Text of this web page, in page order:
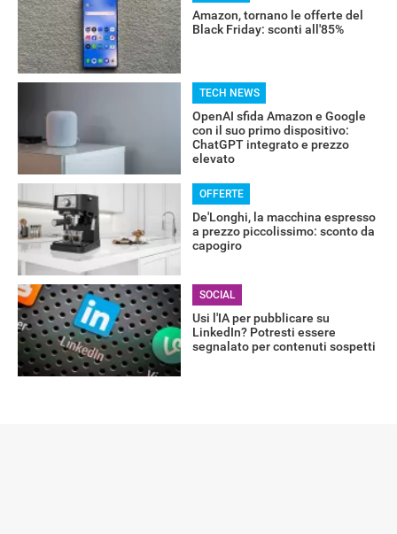
RECENSIONI
Amazon, tornano le offerte del
Black Friday: sconti all'85%
TECH NEWS
OpenAI sfida Amazon e Google
con il suo primo dispositivo:
ChatGPT integrato e prezzo
elevato
OFFERTE
De'Longhi, la macchina espresso
a prezzo piccolissimo: sconto da
capogiro
SOCIAL
Usi l'IA per pubblicare su
LinkedIn? Potresti essere
segnalato per contenuti sospetti